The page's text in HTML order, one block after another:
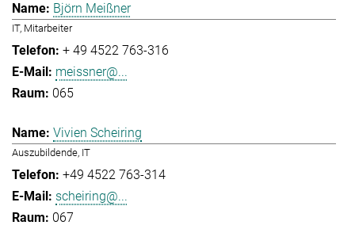
Björn Meißner
IT, Mitarbeiter
+ 49 4522 763-316
meissner@...
065
Vivien Scheiring
Auszubildende, IT
+49 4522 763-314
scheiring@...
067